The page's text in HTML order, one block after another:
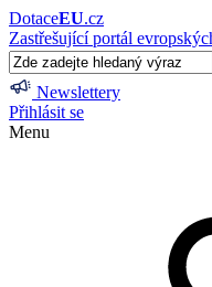
DotaceEU.cz
Zastřešující portál
Newslettery
Přihlásit se
Menu